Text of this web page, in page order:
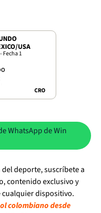
USA
Fecha 1
CRO
WhatsApp de Win
deporte, suscríbete a
contenido exclusivo y
dispositivo.
colombiano desde